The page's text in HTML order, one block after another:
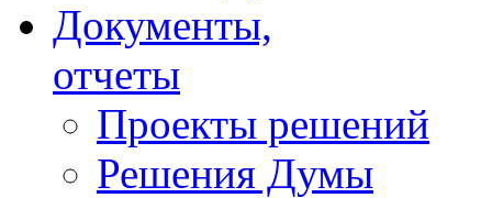
Документы,
отчеты
Проекты решений
Решения Думы